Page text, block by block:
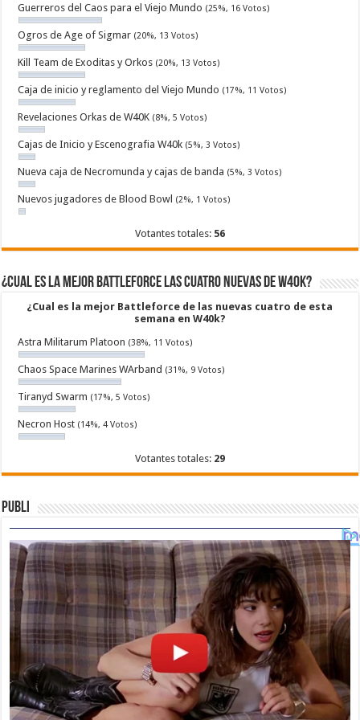
Guerreros del Caos para el Viejo Mundo (25%, 16 Votos)
Ogros de Age of Sigmar (20%, 13 Votos)
Kill Team de Exoditas y Orkos (20%, 13 Votos)
Caja de inicio y reglamento del Viejo Mundo (17%, 11 Votos)
Revelaciones Orkas de W40K (8%, 5 Votos)
Cajas de Inicio y Escenografia W40k (5%, 3 Votos)
Nueva caja de Necromunda y cajas de banda (5%, 3 Votos)
Nuevos jugadores de Blood Bowl (2%, 1 Votos)
Votantes totales: 56
¿Cual es la mejor Battleforce las cuatro nuevas de W40k?
¿Cual es la mejor Battleforce de las nuevas cuatro de esta
semana en W40k?
Astra Militarum Platoon (38%, 11 Votos)
Chaos Space Marines WArband (31%, 9 Votos)
Tiranyd Swarm (17%, 5 Votos)
Necron Host (14%, 4 Votos)
Votantes totales: 29
Publi